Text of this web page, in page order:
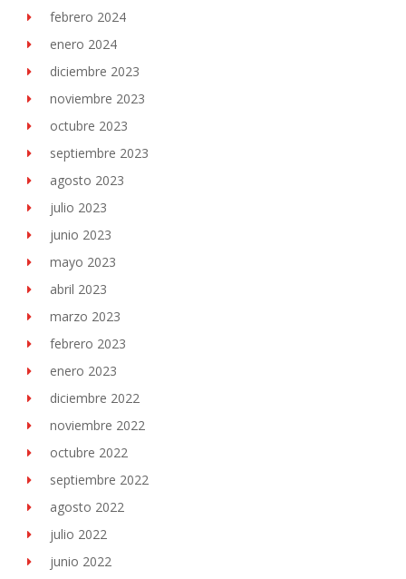
febrero 2024
enero 2024
diciembre 2023
noviembre 2023
octubre 2023
septiembre 2023
agosto 2023
julio 2023
junio 2023
mayo 2023
abril 2023
marzo 2023
febrero 2023
enero 2023
diciembre 2022
noviembre 2022
octubre 2022
septiembre 2022
agosto 2022
julio 2022
junio 2022